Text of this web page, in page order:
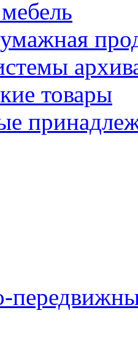
товары